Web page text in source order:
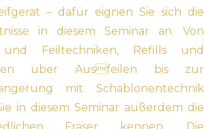
– dafür eignen Sie sich die
in diesem Seminar an. Von
und Feiltechniken, Refills und
über Ausfeilen bis zur
mit Schablonentechnik
in diesem Seminar außerdem die